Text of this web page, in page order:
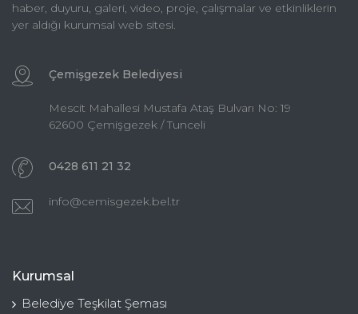
haber, duyuru, galeri, video, proje, çalışmalar ve etkinliklerin
yer aldığı kurumsal web sitesi.
Çemişgezek Belediyesi
Mescit Mahallesi Mustafa Ataş Bulvarı No: 19
62600 Çemişgezek / Tunceli
0428 611 21 32
info@cemisgezek.bel.tr
Kurumsal
Belediye Teşkilat Şeması